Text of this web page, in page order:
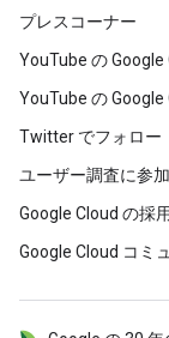
プレスコーナー
YouTube の
YouTube の
Twitter でフォロー
ユーザー調査に参加
Google Cloud の採
Google Cloud コミ